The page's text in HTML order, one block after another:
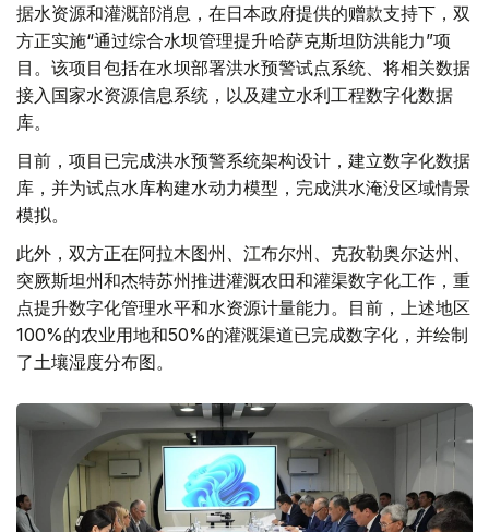
据水资源和灌溉部消息，在日本政府提供的赠款支持下，双
方正实施“通过综合水坝管理提升哈萨克斯坦防洪能力”项
目。该项目包括在水坝部署洪水预警试点系统、将相关数据
接入国家水资源信息系统，以及建立水利工程数字化数据
库。
目前，项目已完成洪水预警系统架构设计，建立数字化数据
库，并为试点水库构建水动力模型，完成洪水淹没区域情景
模拟。
此外，双方正在阿拉木图州、江布尔州、克孜勒奥尔达州、
突厥斯坦州和杰特苏州推进灌溉农田和灌渠数字化工作，重
点提升数字化管理水平和水资源计量能力。目前，上述地区
100%的农业用地和50%的灌溉渠道已完成数字化，并绘制
了土壤湿度分布图。